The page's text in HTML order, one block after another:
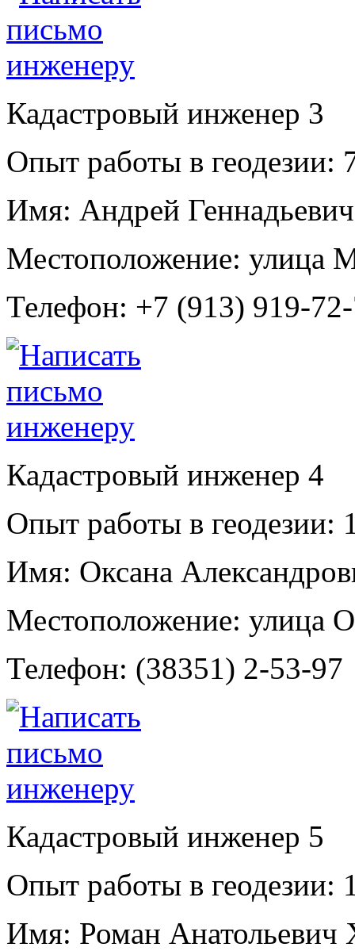
Кадастровый инженер 3
Опыт работы в геодезии:
Имя: Андрей
Местоположение: улица
Телефон: +7 (913) 919-
Кадастровый инженер 4
Опыт работы в геодезии:
Имя: Оксана
Местоположение: улица
Телефон: (38351) 2-53-97
Кадастровый инженер 5
Опыт работы в геодезии:
Имя: Роман Анатольевич